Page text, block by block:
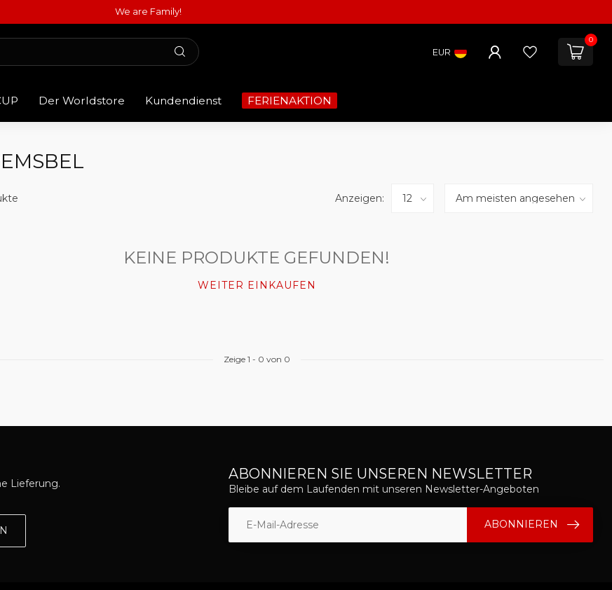
We are Family!
EUR
0
Der Worldstore Kundendienst FERIENAKTION
Anzeigen:
KEINE PRODUKTE GEFUNDEN!
WEITER EINKAUFEN
Zeige 1 - 0 von 0
Lieferung.
ABONNIEREN SIE UNSEREN NEWSLETTER
Bleibe auf dem Laufenden mit unseren Newsletter-Angeboten
ABONNIEREN